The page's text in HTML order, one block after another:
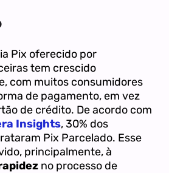
Pix oferecido por
tem crescido
com muitos consumidores
de pagamento, em vez
de crédito. De acordo com
Insights, 30% dos
Pix Parcelado. Esse
principalmente, à
no processo de